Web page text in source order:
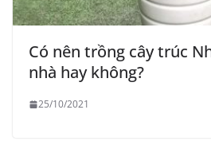
Có nên trồng cây trúc
nhà hay không?
25/10/2021